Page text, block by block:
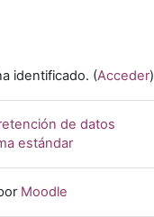
identificado. (Acceder)
de datos
estándar
Moodle